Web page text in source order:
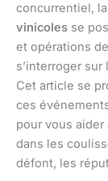
concurrentiel,
vinicoles se
et opérations
s’interroger
Cet article se
ces
pour vous
dans les
défont, les